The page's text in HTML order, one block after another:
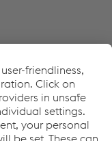
Böhler Welding